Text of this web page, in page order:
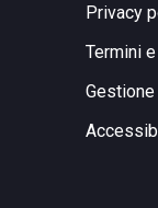
Privacy
Termini